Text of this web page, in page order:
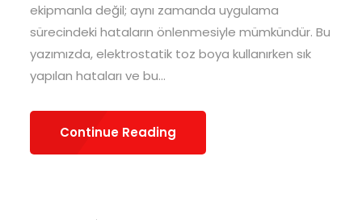
ekipmanla değil; aynı zamanda uygulama
sürecindeki hataların önlenmesiyle mümkündür. Bu
yazımızda, elektrostatik toz boya kullanırken sık
yapılan hataları ve bu...
Continue Reading